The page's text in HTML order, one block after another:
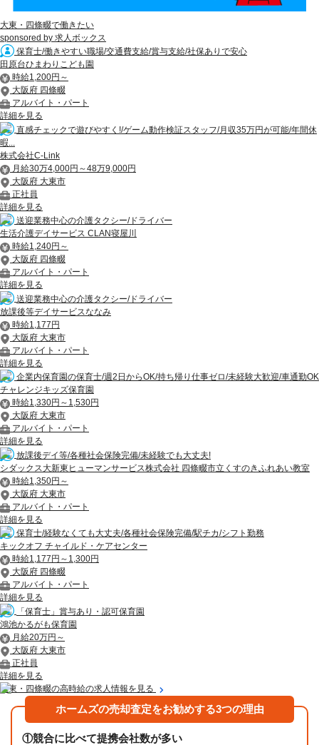
大東・四條畷で働きたい
sponsored by 求人ボックス
保育士/働きやすい職場/交通費支給/賞与支給/社保ありで安心
田原台ひまわりこども園
時給1,200円～
大阪府 四條畷
アルバイト・パート
詳細を見る
直感チェックで遊びやすく!/ゲーム動作検証スタッフ/月収35万円が可能/年間休
暇...
株式会社C-Link
月給30万4,000円～48万9,000円
大阪府 大東市
正社員
詳細を見る
送迎業務中心の介護タクシー/ドライバー
生活介護デイサービス CLAN寝屋川
時給1,240円～
大阪府 四條畷
アルバイト・パート
詳細を見る
送迎業務中心の介護タクシー/ドライバー
放課後等デイサービスななみ
時給1,177円
大阪府 大東市
アルバイト・パート
詳細を見る
企業内保育園の保育士/週2日からOK/持ち帰り仕事ゼロ/未経験大歓迎/車通勤OK
チャレンジキッズ保育園
時給1,330円～1,530円
大阪府 大東市
アルバイト・パート
詳細を見る
放課後デイ等/各種社会保険完備/未経験でも大丈夫!
シダックス大新東ヒューマンサービス株式会社 四條畷市立くすのきふれあい教室
時給1,350円～
大阪府 大東市
アルバイト・パート
詳細を見る
保育士/経験なくても大丈夫/各種社会保険完備/駅チカ/シフト勤務
キックオフ チャイルド・ケアセンター
時給1,177円～1,300円
大阪府 四條畷
アルバイト・パート
詳細を見る
「保育士」賞与あり・認可保育園
鴻池かるがも保育園
月給20万円～
大阪府 大東市
正社員
詳細を見る
大東・四條畷の高時給の求人情報を見る
ホームズの売却査定をお勧めする3つの理由
①競合に比べて提携会社数が多い